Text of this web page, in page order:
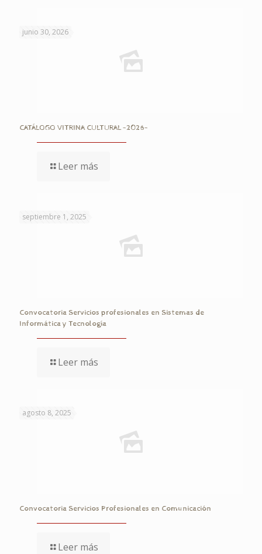
junio 30, 2026
CATÁLOGO VITRINA CULTURAL -2026-
Leer más
septiembre 1, 2025
Convocatoria Servicios profesionales en Sistemas de
Informática y Tecnología
Leer más
agosto 8, 2025
Convocatoria Servicios Profesionales en Comunicación
Leer más